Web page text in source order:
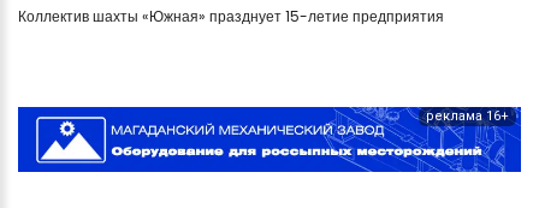
Коллектив шахты «Южная» празднует 15-летие предприятия
реклама 16+